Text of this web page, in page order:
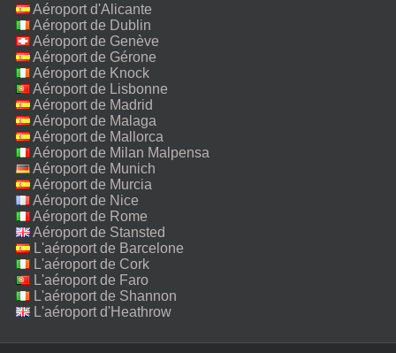
Aéroport d'Alicante
Aéroport de Dublin
Aéroport de Genève
Aéroport de Gérone
Aéroport de Knock
Aéroport de Lisbonne
Aéroport de Madrid
Aéroport de Malaga
Aéroport de Mallorca
Aéroport de Milan Malpensa
Aéroport de Munich
Aéroport de Murcia
Aéroport de Nice
Aéroport de Rome
Fiumicino
Aéroport de Stansted
L'aéroport de Barcelone
L'aéroport de Cork
L'aéroport de Faro
L'aéroport de Shannon
L'aéroport d'Heathrow